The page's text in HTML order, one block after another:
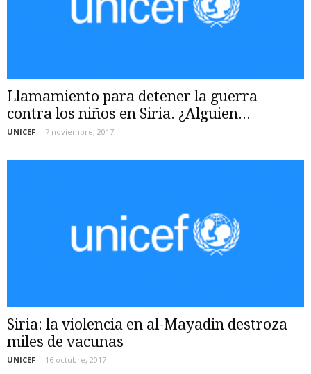
Llamamiento para detener la guerra
contra los niños en Siria. ¿Alguien...
UNICEF - 7 noviembre, 2017
Siria: la violencia en al-Mayadin destroza
miles de vacunas
UNICEF - 16 octubre, 2017